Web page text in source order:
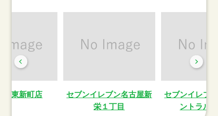
局東新町店
セブンイレブン名古屋新
栄１丁目
セブンイレブ
ントラル